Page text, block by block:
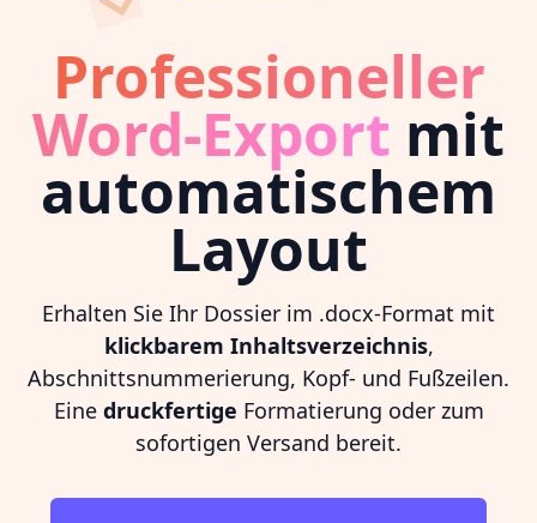
Professioneller
Word-Export mit
automatischem
Layout
Erhalten Sie Ihr Dossier im .docx-Format mit
klickbarem Inhaltsverzeichnis,
Abschnittsnummerierung, Kopf- und Fußzeilen.
Eine druckfertige Formatierung oder zum
sofortigen Versand bereit.